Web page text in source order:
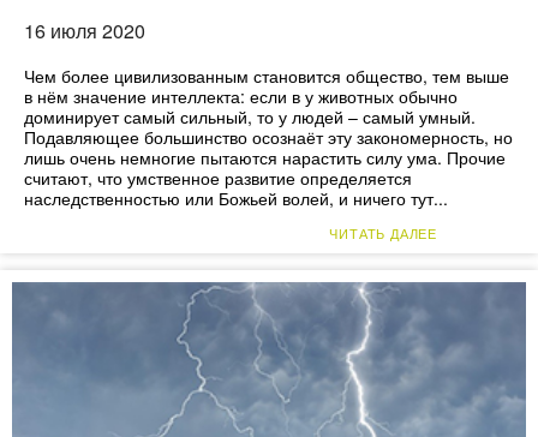
16 июля 2020
Чем более цивилизованным становится общество, тем выше
в нём значение интеллекта: если в у животных обычно
доминирует самый сильный, то у людей – самый умный.
Подавляющее большинство осознаёт эту закономерность, но
лишь очень немногие пытаются нарастить силу ума. Прочие
считают, что умственное развитие определяется
наследственностью или Божьей волей, и ничего тут...
ЧИТАТЬ ДАЛЕЕ